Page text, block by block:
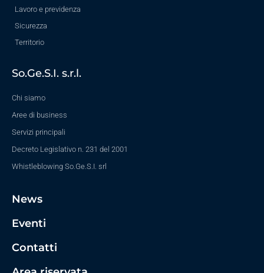
Lavoro e previdenza
Sicurezza
Territorio
So.Ge.S.I. s.r.l.
Chi siamo
Aree di business
Servizi principali
Decreto Legislativo n. 231 del 2001
Whistleblowing So.Ge.S.I. srl
News
Eventi
Contatti